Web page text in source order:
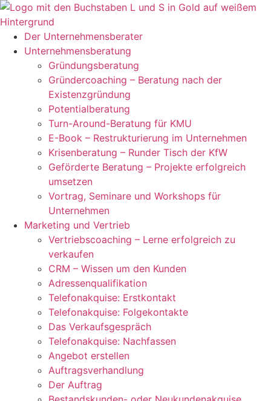
Zum
Inhalt
springenDer Unternehmensberater
Unternehmensberatung
Gründungsberatung
Gründercoaching – Beratung nach der
Existenzgründung
Potentialberatung
Turn-Around-Beratung für KMU
E-Book – Restrukturierung im Unternehmen
Krisenberatung – Runder Tisch der KfW
Geförderte Beratung – Projekte erfolgreich
umsetzen
Vortrag, Seminare und Workshops für
Unternehmen
Marketing und Vertrieb
Vertriebscoaching – Lerne erfolgreich zu
verkaufen
CRM – Wissen um den Kunden
Adressenqualifikation
Telefonakquise: Erstkontakt
Telefonakquise: Folgekontakte
Das Verkaufsgespräch
Telefonakquise: Nachfassen
Angebot erstellen
Auftragsverhandlung
Der Auftrag